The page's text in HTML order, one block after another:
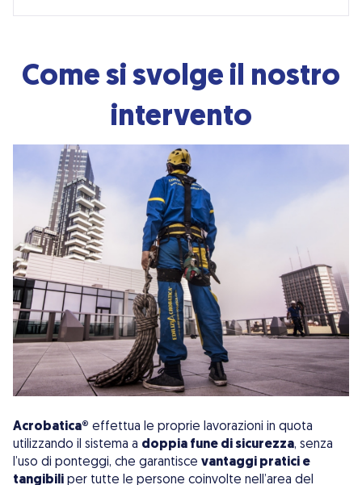
Come si svolge il nostro
intervento
Acrobatica® effettua le proprie lavorazioni in quota
utilizzando il sistema a doppia fune di sicurezza, senza
l’uso di ponteggi, che garantisce vantaggi pratici e
tangibili per tutte le persone coinvolte nell’area del